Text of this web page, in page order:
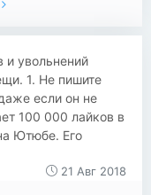
и увольнений
1. Не пишите
если он не
100 000 лайков в
Ютюбе. Его
21 Авг 2018